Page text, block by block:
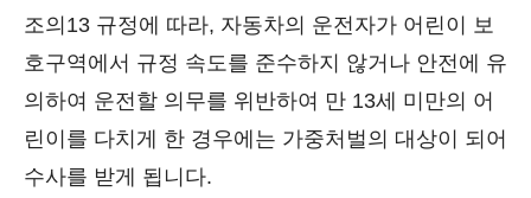
조의13 규정에 따라, 자동차의 운전자가 어린이 보
호구역에서 규정 속도를 준수하지 않거나 안전에 유
의하여 운전할 의무를 위반하여 만 13세 미만의 어
린이를 다치게 한 경우에는 가중처벌의 대상이 되어
수사를 받게 됩니다.